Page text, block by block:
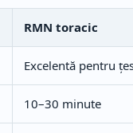
RMN toracic
Excelentă pentru
10–30 minute